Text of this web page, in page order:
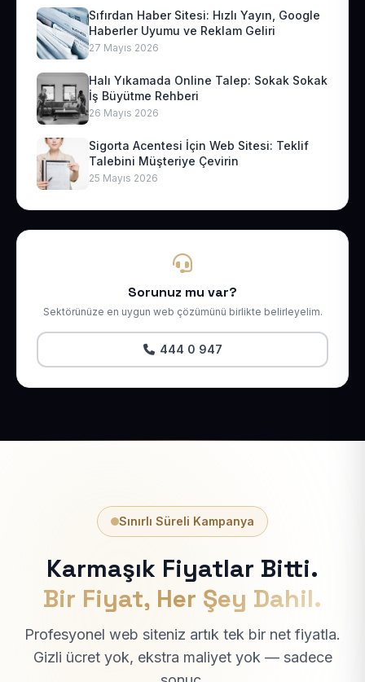
Sıfırdan Haber Sitesi: Hızlı Yayın, Google
Haberler Uyumu ve Reklam Geliri
27 Mayıs 2026
Halı Yıkamada Online Talep: Sokak Sokak
İş Büyütme Rehberi
26 Mayıs 2026
Sigorta Acentesi İçin Web Sitesi: Teklif
Talebini Müşteriye Çevirin
25 Mayıs 2026
Sorunuz mu var?
Sektörünüze en uygun web çözümünü birlikte belirleyelim.
444 0 947
Sınırlı Süreli Kampanya
Karmaşık Fiyatlar Bitti.
Bir Fiyat, Her Şey Dahil.
Profesyonel web siteniz artık tek bir net fiyatla.
Gizli ücret yok, ekstra maliyet yok — sadece